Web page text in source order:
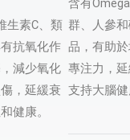
生素C、類
抗氧化作
減少氧化
，延緩衰
健康。
群、人參
品，有助
專注力，
支持大腦健